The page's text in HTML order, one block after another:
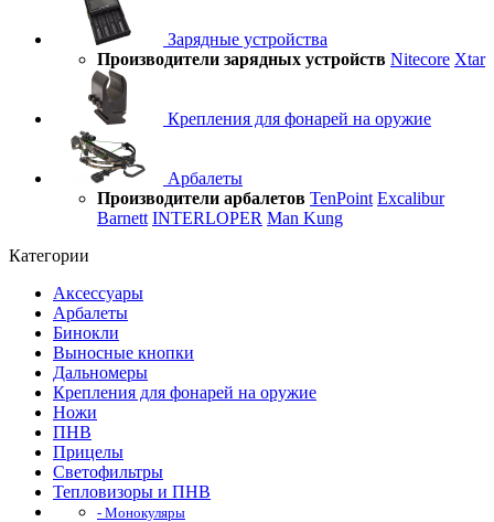
Зарядные устройства
Производители зарядных устройств Nitecore Xtar
Крепления для фонарей на оружие
Арбалеты
Производители арбалетов TenPoint Excalibur
Barnett INTERLOPER Man Kung
Категории
Аксессуары
Арбалеты
Бинокли
Выносные кнопки
Дальномеры
Крепления для фонарей на оружие
Ножи
ПНВ
Прицелы
Светофильтры
Тепловизоры и ПНВ
- Монокуляры